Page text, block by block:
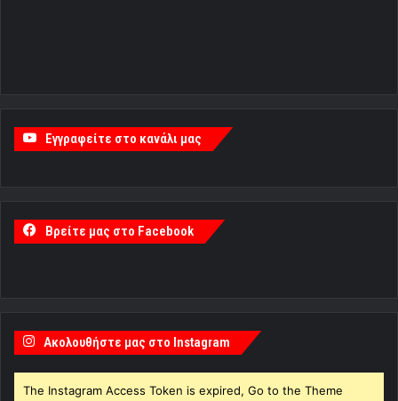
Εγγραφείτε στο κανάλι μας
Βρείτε μας στο Facebook
Ακολουθήστε μας στο Instagram
The Instagram Access Token is expired, Go to the Theme